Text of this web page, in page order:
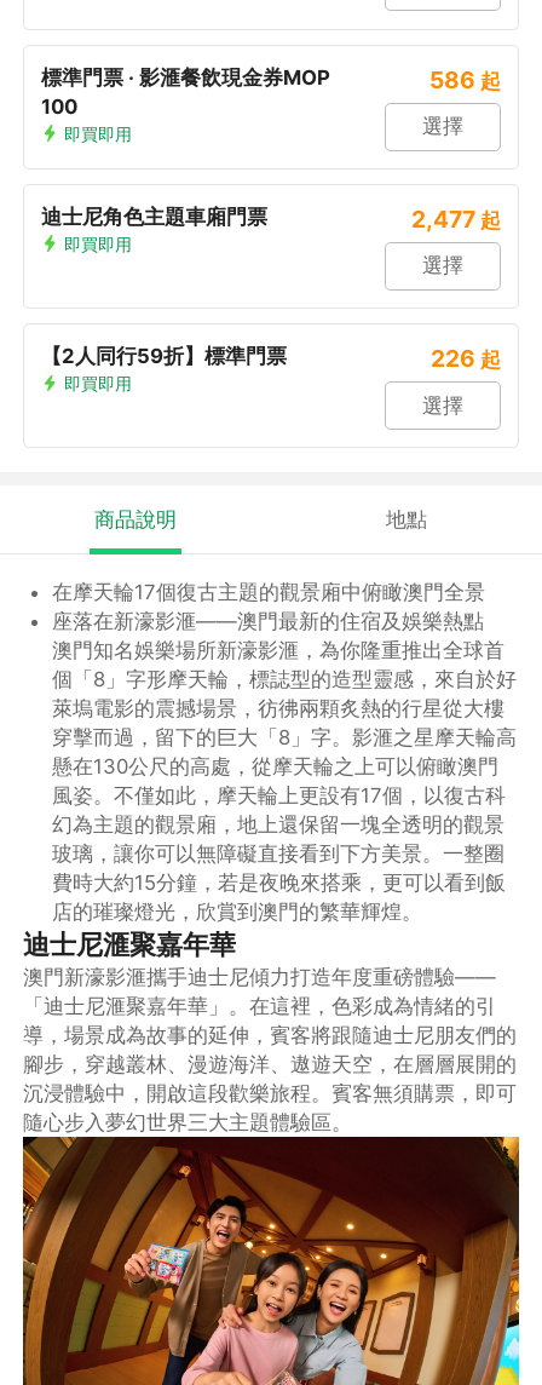
標準門票 · 影滙餐飲現金券MOP
100
即買即用
586 起
選擇
迪士尼角色主題車廂門票
即買即用
2,477 起
選擇
【2人同行59折】標準門票
即買即用
226 起
選擇
商品說明 地點
在摩天輪17個復古主題的觀景廂中俯瞰澳門全景
座落在新濠影滙——澳門最新的住宿及娛樂熱點
澳門知名娛樂場所新濠影滙，為你隆重推出全球首
個「8」字形摩天輪，標誌型的造型靈感，來自於好
萊塢電影的震撼場景，彷彿兩顆炙熱的行星從大樓
穿擊而過，留下的巨大「8」字。影滙之星摩天輪高
懸在130公尺的高處，從摩天輪之上可以俯瞰澳門
風姿。不僅如此，摩天輪上更設有17個，以復古科
幻為主題的觀景廂，地上還保留一塊全透明的觀景
玻璃，讓你可以無障礙直接看到下方美景。一整圈
費時大約15分鐘，若是夜晚來搭乘，更可以看到飯
店的璀璨燈光，欣賞到澳門的繁華輝煌。
迪士尼滙聚嘉年華
澳門新濠影滙攜手迪士尼傾力打造年度重磅體驗——
「迪士尼滙聚嘉年華」。在這裡，色彩成為情緒的引
導，場景成為故事的延伸，賓客將跟隨迪士尼朋友們的
腳步，穿越叢林、漫遊海洋、遨遊天空，在層層展開的
沉浸體驗中，開啟這段歡樂旅程。賓客無須購票，即可
隨心步入夢幻世界三大主題體驗區。